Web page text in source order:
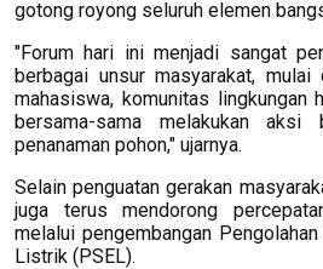
gotong royong seluruh elemen
"Forum hari ini menjadi sangat
berbagai unsur masyarakat, mulai
mahasiswa, komunitas lingkungan
bersama-sama melakukan aksi
penanaman pohon," ujarnya.
Selain penguatan gerakan
juga terus mendorong
melalui pengembangan
Listrik (PSEL).